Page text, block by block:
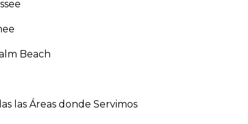
Beach
las Áreas donde Servimos